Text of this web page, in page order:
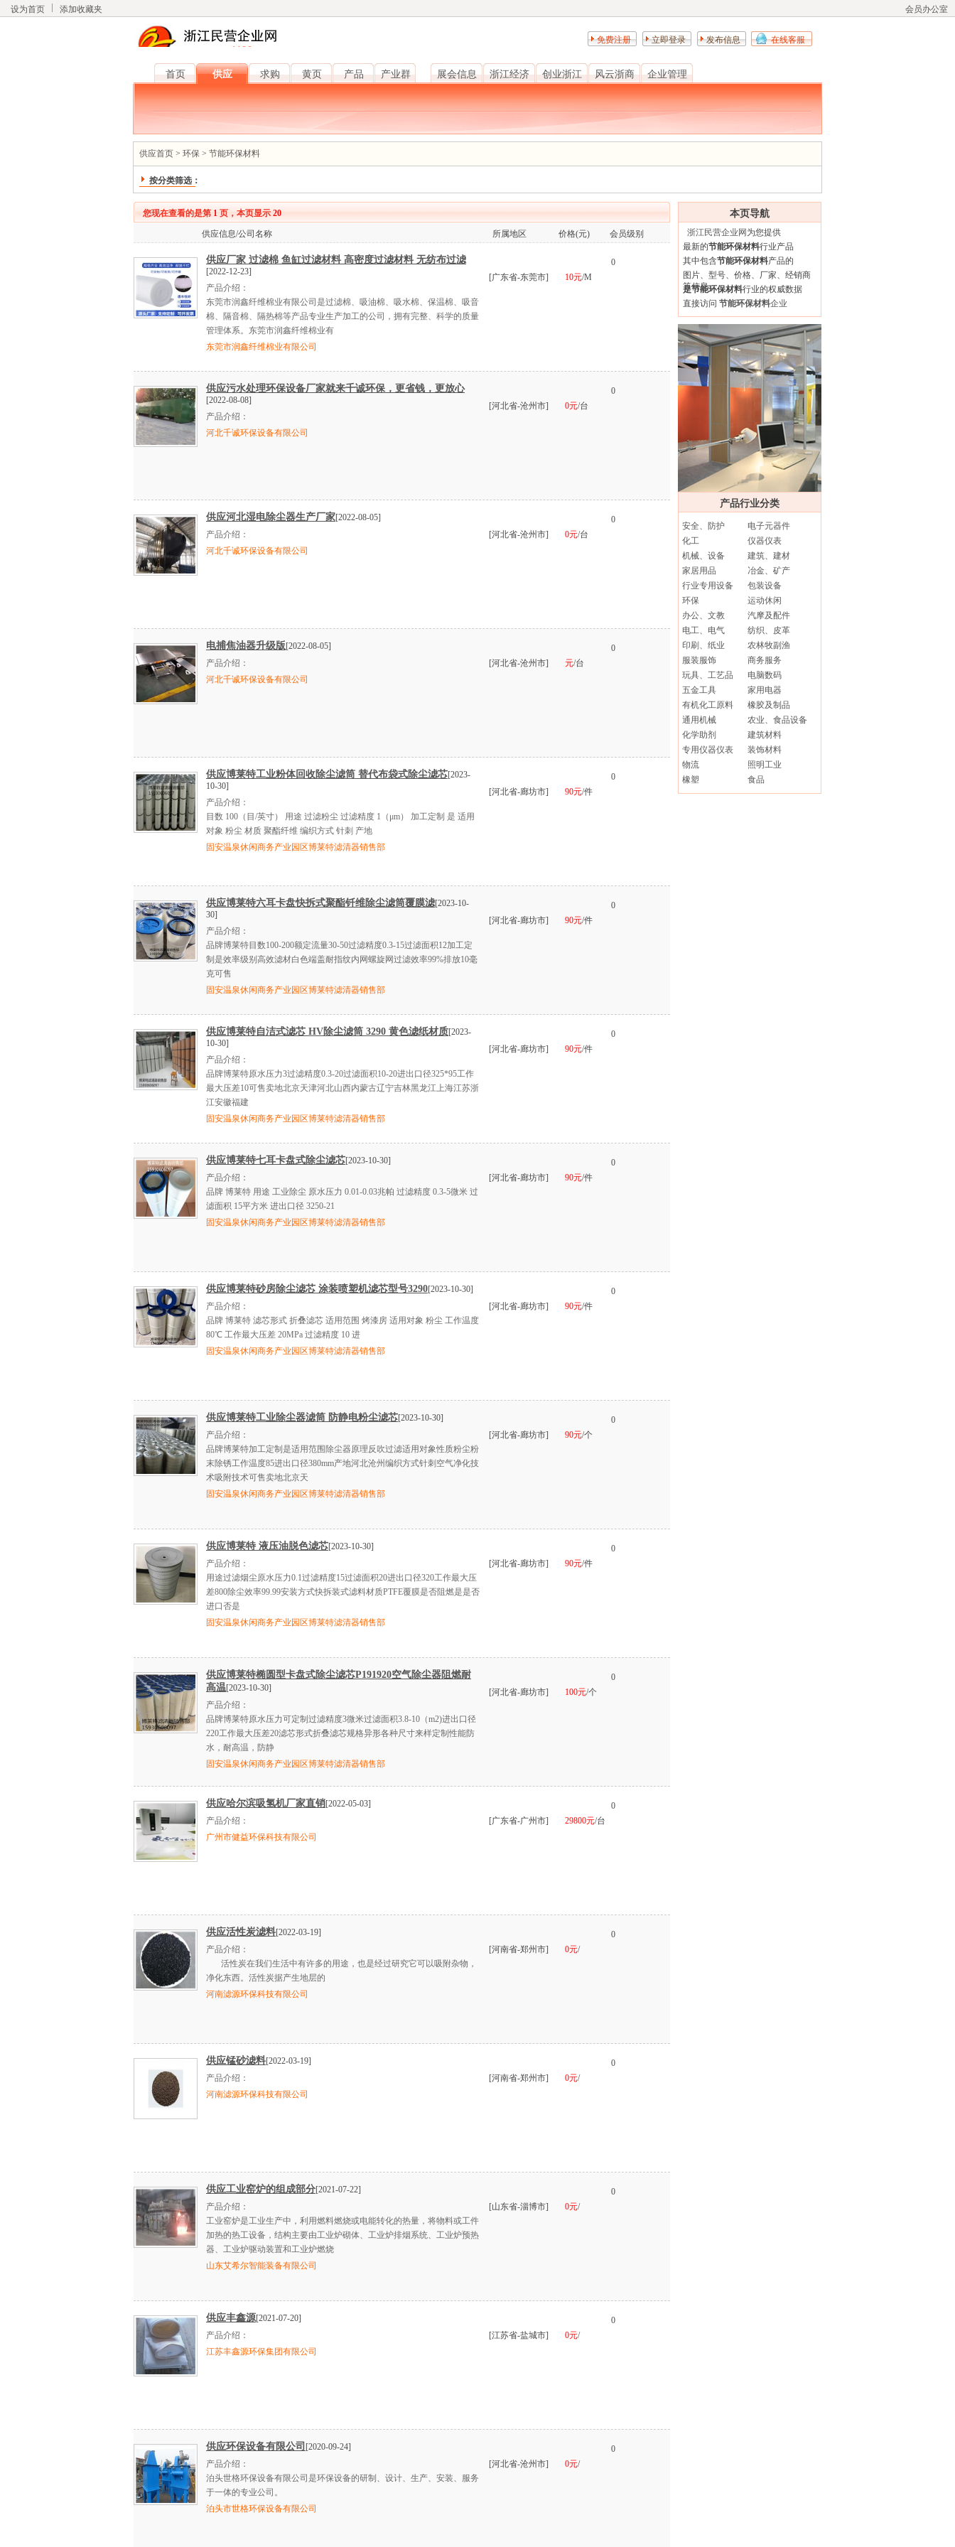
设为首页 添加收藏夹 会员办公室
免费注册 立即登录 发布信息 在线客服
首页 供应 求购 黄页 产品 产业群 展会信息 浙江经济 创业浙江 风云浙商 企业管理
供应首页 > 环保 > 节能环保材料
按分类筛选：
您现在查看的是第 1 页，本页显示 20
供应信息/公司名称 所属地区 价格(元) 会员级别
供应厂家 过滤棉 鱼缸过滤材料 高密度过滤材料 无纺布过滤
[2022-12-23]
产品介绍：
东莞市润鑫纤维棉业有限公司是过滤棉、吸油棉、吸水棉、保温棉、吸音
棉、隔音棉、隔热棉等产品专业生产加工的公司，拥有完整、科学的质量
管理体系。东莞市润鑫纤维棉业有
东莞市润鑫纤维棉业有限公司
[广东省-东莞市] 10元/M
0
供应污水处理环保设备厂家就来千诚环保，更省钱，更放心
[2022-08-08]
产品介绍：
河北千诚环保设备有限公司
[河北省-沧州市] 0元/台
0
供应河北湿电除尘器生产厂家[2022-08-05]
产品介绍：
河北千诚环保设备有限公司
[河北省-沧州市] 0元/台
0
电捕焦油器升级版 [2022-08-05]
产品介绍：
河北千诚环保设备有限公司
[河北省-沧州市] 元/台
0
供应博莱特工业粉体回收除尘滤筒 替代布袋式除尘滤芯[2023-
10-30]
产品介绍：
目数 100（目/英寸） 用途 过滤粉尘 过滤精度 1（μm） 加工定制 是 适用
对象 粉尘 材质 聚酯纤维 编织方式 针刺 产地
固安温泉休闲商务产业园区博莱特滤清器销售部
[河北省-廊坊市] 90元/件
0
供应博莱特六耳卡盘快拆式聚酯钎维除尘滤筒覆膜滤[2023-10-
30]
产品介绍：
品牌博莱特目数100-200额定流量30-50过滤精度0.3-15过滤面积12加工定
制是效率级别高效滤材白色端盖耐指纹内网螺旋网过滤效率99%排放10毫
克可售
固安温泉休闲商务产业园区博莱特滤清器销售部
[河北省-廊坊市] 90元/件
0
供应博莱特自洁式滤芯 HV除尘滤筒 3290 黄色滤纸材质[2023-
10-30]
产品介绍：
品牌博莱特原水压力3过滤精度0.3-20过滤面积10-20进出口径325*95工作
最大压差10可售卖地北京天津河北山西内蒙古辽宁吉林黑龙江上海江苏浙
江安徽福建
固安温泉休闲商务产业园区博莱特滤清器销售部
[河北省-廊坊市] 90元/件
0
供应博莱特七耳卡盘式除尘滤芯[2023-10-30]
产品介绍：
品牌 博莱特 用途 工业除尘 原水压力 0.01-0.03兆帕 过滤精度 0.3-5微米 过
滤面积 15平方米 进出口径 3250-21
固安温泉休闲商务产业园区博莱特滤清器销售部
[河北省-廊坊市] 90元/件
0
供应博莱特砂房除尘滤芯 涂装喷塑机滤芯型号3290[2023-10-30]
产品介绍：
品牌 博莱特 滤芯形式 折叠滤芯 适用范围 烤漆房 适用对象 粉尘 工作温度
80℃ 工作最大压差 20MPa 过滤精度 10 进
固安温泉休闲商务产业园区博莱特滤清器销售部
[河北省-廊坊市] 90元/件
0
供应博莱特工业除尘器滤筒 防静电粉尘滤芯[2023-10-30]
产品介绍：
品牌博莱特加工定制是适用范围除尘器原理反吹过滤适用对象性质粉尘粉
末除锈工作温度85进出口径380mm产地河北沧州编织方式针刺空气净化技
术吸附技术可售卖地北京天
固安温泉休闲商务产业园区博莱特滤清器销售部
[河北省-廊坊市] 90元/个
0
供应博莱特 液压油脱色滤芯[2023-10-30]
产品介绍：
用途过滤烟尘原水压力0.1过滤精度15过滤面积20进出口径320工作最大压
差800除尘效率99.99安装方式快拆装式滤料材质PTFE覆膜是否阻燃是是否
进口否是
固安温泉休闲商务产业园区博莱特滤清器销售部
[河北省-廊坊市] 90元/件
0
供应博莱特椭圆型卡盘式除尘滤芯P191920空气除尘器阻燃耐
高温[2023-10-30]
产品介绍：
品牌博莱特原水压力可定制过滤精度3微米过滤面积3.8-10（m2)进出口径
220工作最大压差20滤芯形式折叠滤芯规格异形各种尺寸来样定制性能防
水，耐高温，防静
固安温泉休闲商务产业园区博莱特滤清器销售部
[河北省-廊坊市] 100元/个
0
供应哈尔滨吸氢机厂家直销[2022-05-03]
产品介绍：
广州市健益环保科技有限公司
[广东省-广州市] 29800元/台
0
供应活性炭滤料[2022-03-19]
产品介绍：
活性炭在我们生活中有许多的用途，也是经过研究它可以吸附杂物，
净化东西。活性炭据产生地层的
河南滤源环保科技有限公司
[河南省-郑州市] 0元/
0
供应锰砂滤料[2022-03-19]
产品介绍：
河南滤源环保科技有限公司
[河南省-郑州市] 0元/
0
供应工业窑炉的组成部分[2021-07-22]
产品介绍：
工业窑炉是工业生产中，利用燃料燃烧或电能转化的热量，将物料或工件
加热的热工设备，结构主要由工业炉砌体、工业炉排烟系统、工业炉预热
器、工业炉驱动装置和工业炉燃烧
山东艾希尔智能装备有限公司
[山东省-淄博市] 0元/
0
供应丰鑫源[2021-07-20]
产品介绍：
江苏丰鑫源环保集团有限公司
[江苏省-盐城市] 0元/
0
供应环保设备有限公司 [2020-09-24]
产品介绍：
泊头世格环保设备有限公司是环保设备的研制、设计、生产、安装、服务
于一体的专业公司。
泊头市世格环保设备有限公司
[河北省-沧州市] 0元/
0
本页导航
浙江民营企业网 为您提供
最新的节能环保材料行业产品
其中包含节能环保材料产品的
图片、型号、价格、厂家、经销商
等信息
是节能环保材料行业的权威数据
直接访问 节能环保材料企业
产品行业分类
安全、防护
电子元器件
化工
仪器仪表
机械、设备
建筑、建材
家居用品
冶金、矿产
行业专用设备
包装设备
环保
运动休闲
办公、文教
汽摩及配件
电工、电气
纺织、皮革
印刷、纸业
农林牧副渔
服装服饰
商务服务
玩具、工艺品
电脑数码
五金工具
家用电器
有机化工原料
橡胶及制品
通用机械
农业、食品设备
化学助剂
建筑材料
专用仪器仪表
装饰材料
物流
照明工业
橡塑
食品